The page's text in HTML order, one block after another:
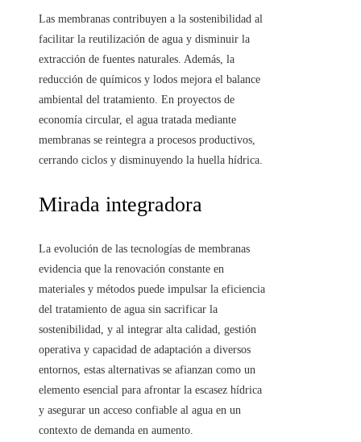
Las membranas contribuyen a la sostenibilidad al
facilitar la reutilización de agua y disminuir la
extracción de fuentes naturales. Además, la
reducción de químicos y lodos mejora el balance
ambiental del tratamiento. En proyectos de
economía circular, el agua tratada mediante
membranas se reintegra a procesos productivos,
cerrando ciclos y disminuyendo la huella hídrica.
Mirada integradora
La evolución de las tecnologías de membranas
evidencia que la renovación constante en
materiales y métodos puede impulsar la eficiencia
del tratamiento de agua sin sacrificar la
sostenibilidad, y al integrar alta calidad, gestión
operativa y capacidad de adaptación a diversos
entornos, estas alternativas se afianzan como un
elemento esencial para afrontar la escasez hídrica
y asegurar un acceso confiable al agua en un
contexto de demanda en aumento.